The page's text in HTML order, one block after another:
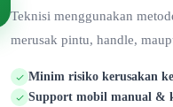
Teknisi menggunakan
merusak pintu, handle,
Minim risiko kerusakan
Support mobil manual &